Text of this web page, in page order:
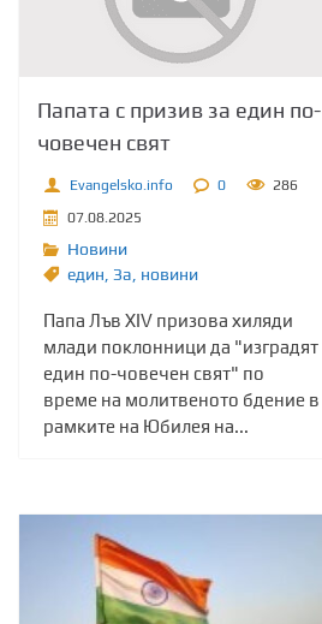
Папата с призив за един по-
човечен свят
Evangelsko.info 0
286
07.08.2025
Новини
един Зa новини
Папа Лъв XIV призова хиляди
млади поклонници да "изградят
един по-човечен свят" по
време на молитвеното бдение в
рамките на Юбилея на...